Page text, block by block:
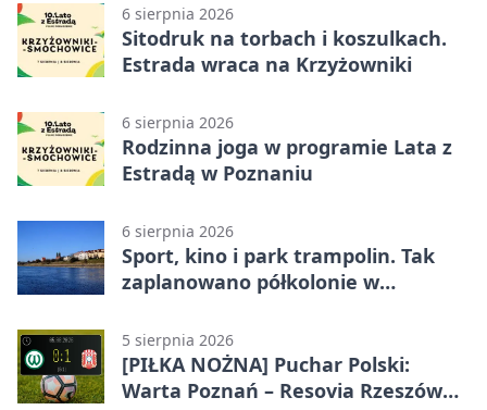
6 sierpnia 2026
Sitodruk na torbach i koszulkach.
Estrada wraca na Krzyżowniki
6 sierpnia 2026
Rodzinna joga w programie Lata z
Estradą w Poznaniu
6 sierpnia 2026
Sport, kino i park trampolin. Tak
zaplanowano półkolonie w
5 sierpnia 2026
[PIŁKA NOŻNA] Puchar Polski:
Warta Poznań – Resovia Rzeszów